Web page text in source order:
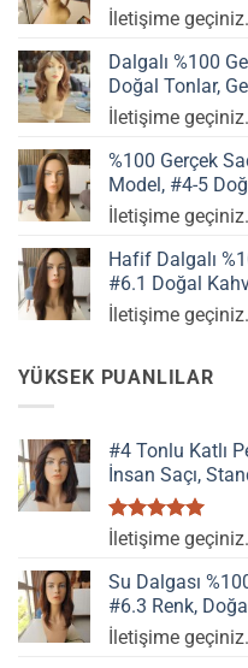
İletişime geçiniz.
Dalgalı %100
Doğal Tonlar,
İletişime geçiniz.
%100 Gerçek
Model, #4-5
İletişime geçiniz.
Hafif Dalgalı
#6.1 Doğal
İletişime geçiniz.
YÜKSEK PUANLILAR
#4 Tonlu Katlı
İnsan Saçı,
5 üzerinden
oy
aldı
İletişime geçiniz.
Su Dalgası
#6.3 Renk,
İletişime geçiniz.